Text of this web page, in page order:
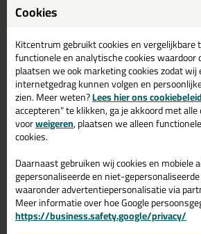
Waarom dit product?
Met5 sterrenbeoordeeld
Bewustduurzaam bouwen
Bewustmilieuvriendelijker
Bewustminder schadelijk
Bewusthoogste kwaliteit
Bewust
geen oplosmiddelen
Omschrijving Video
Cookies
Kitcentrum gebruikt cookies en vergelijkbare
functionele en analytische cookies
plaatsen we ook marketing cookies zodat
internetgedrag kunnen volgen en
zien. Meer weten?Lees hier ons
accepteren" te klikken, ga je akkoord met
voorweigeren, plaatsen we alleen
cookies.
Daarnaast gebruiken wij cookies en mobiele
gepersonaliseerde en niet-
waaronder advertentiepersonalisatie via
Meer informatie over hoe Google
https://business.safety.google/privacy/